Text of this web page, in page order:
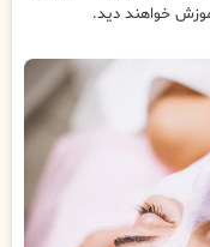
خواهند دید.